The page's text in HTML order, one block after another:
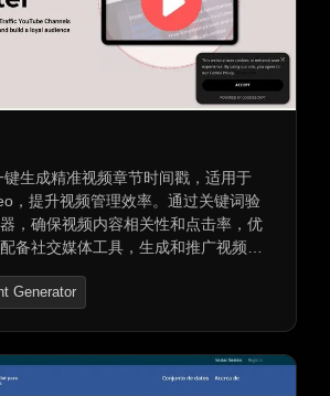
生成精准视频章节时间戳，适用于
，提升视频管理效率。通过关键词验
，确保视频内容相关性和点击率，优
备社交媒体工具，生成和推广视频内
化工作流程。提升视频导航、互动和
Generator